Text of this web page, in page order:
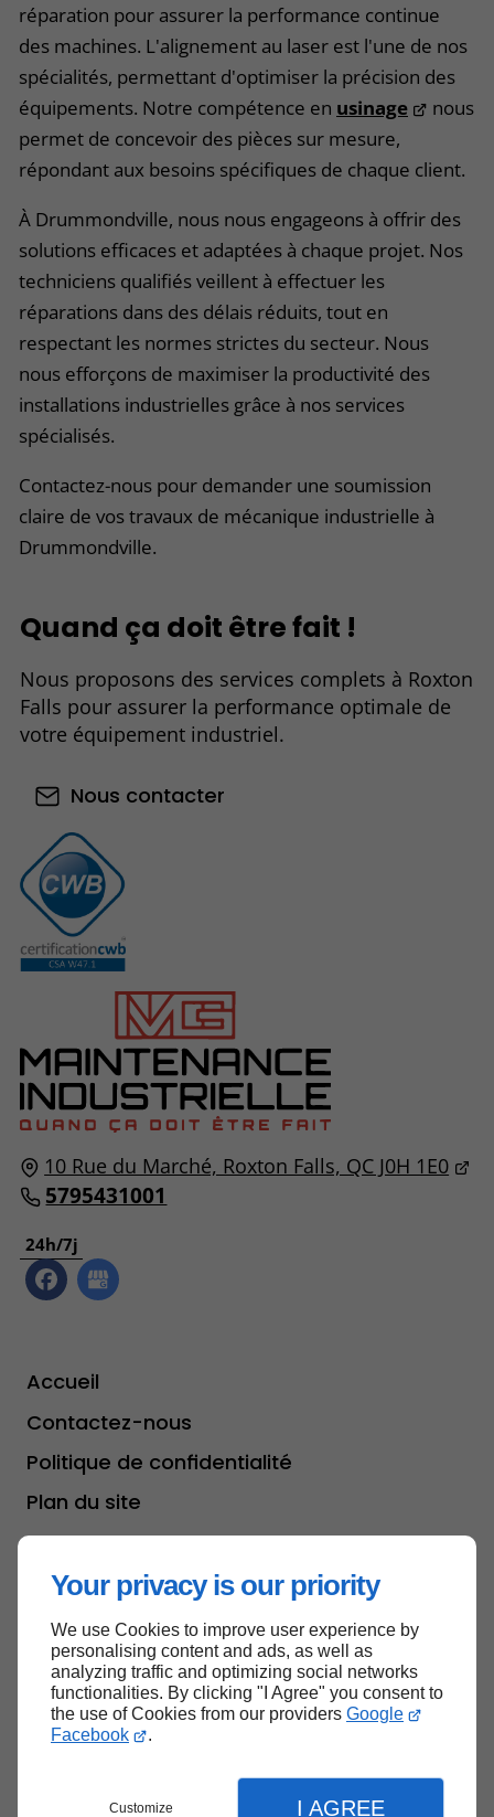
Your privacy is our priority
We use Cookies to improve user experience by
personalising content and ads, as well as
analyzing traffic and optimizing social networks
functionalities. By clicking "I Agree" you consent to
the use of Cookies from our providers Google
Facebook
.
Customize I AGREE
réparation pour assurer la performance continue
des machines. L'alignement au laser est l'une de nos
spécialités, permettant d'optimiser la précision des
équipements. Notre compétence en usinage
nous
permet de concevoir des pièces sur mesure,
répondant aux besoins spécifiques de chaque client.
À Drummondville, nous nous engageons à offrir des
solutions efficaces et adaptées à chaque projet. Nos
techniciens qualifiés veillent à effectuer les
réparations dans des délais réduits, tout en
respectant les normes strictes du secteur. Nous
nous efforçons de maximiser la productivité des
installations industrielles grâce à nos services
spécialisés.
Contactez-nous pour demander une soumission
claire de vos travaux de mécanique industrielle à
Drummondville.
10 Rue du Marché, Roxton Falls, QC J0H 1E0
5795431001
24h/7j
Accueil
Contactez-nous
Politique de confidentialité
Plan du site
Quand ça doit être fait !
Nous proposons des services complets à Roxton
Falls pour assurer la performance optimale de
votre équipement industriel.
Nous contacter